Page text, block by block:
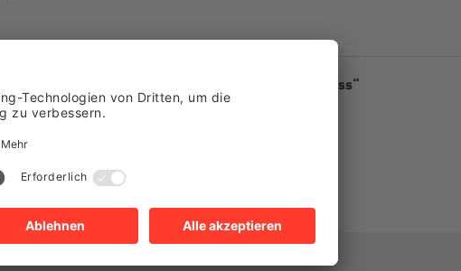
„Was? Wasser! Am wässrigsten?! – Alles im Fluss“
Museum im Deutschhof
→ 10 Uhr